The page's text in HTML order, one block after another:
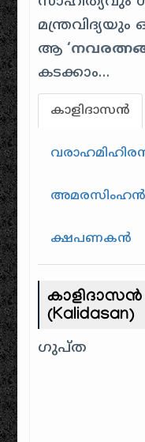
ആ
കടക്കാം…
കാളിദാസൻ
അമരസിംഹൻ
ക്ഷപണകൻ
കാളിദാസൻ
(Kalidasan)
ഗുപ്ത